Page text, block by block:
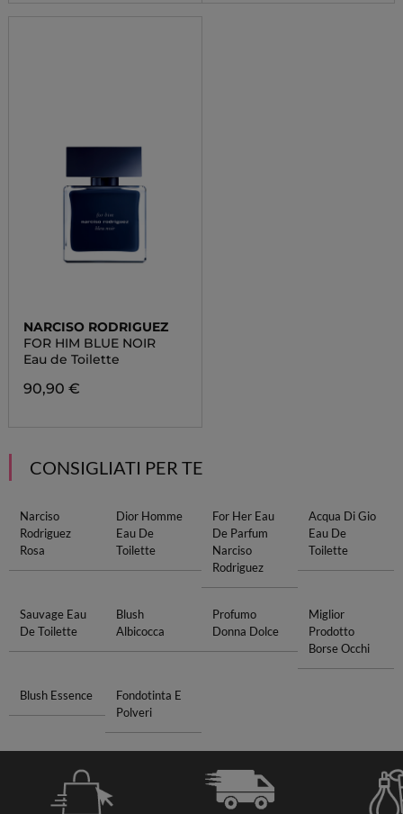
NARCISO RODRIGUEZ
FOR HIM BLUE NOIR
Eau de Toilette
90,90 €
CONSIGLIATI PER TE
Narciso
Rodriguez
Rosa
Dior Homme
Eau De
Toilette
For Her Eau
De Parfum
Narciso
Rodriguez
Acqua Di Gio
Eau De
Toilette
Sauvage Eau
De Toilette
Blush
Albicocca
Profumo
Donna Dolce
Miglior
Prodotto
Borse Occhi
Blush Essence
Fondotinta E
Polveri